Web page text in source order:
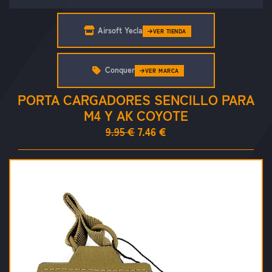
Airsoft Yecla VER TIENDA
PORTA CARGADORES SENCILLO PARA
M4 Y AK COYOTE
9.95 € 7.46 €
Conquer VER MARCA